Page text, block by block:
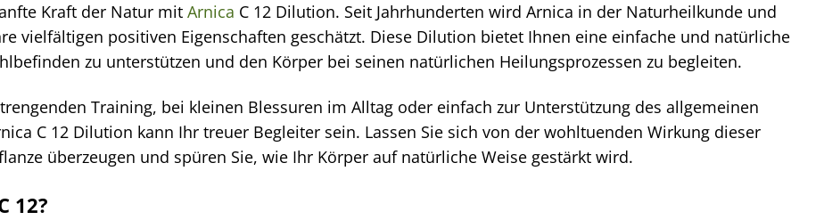
Kraft der Natur mit Arnica C 12 Dilution. Seit Jahrhunderten wird Arnica in der Naturheilkunde und
vielfältigen positiven Eigenschaften geschätzt. Diese Dilution bietet Ihnen eine einfache und natürliche
zu unterstützen und den Körper bei seinen natürlichen Heilungsprozessen zu begleiten.
Training, bei kleinen Blessuren im Alltag oder einfach zur Unterstützung des allgemeinen
C 12 Dilution kann Ihr treuer Begleiter sein. Lassen Sie sich von der wohltuenden Wirkung dieser
überzeugen und spüren Sie, wie Ihr Körper auf natürliche Weise gestärkt wird.
12?